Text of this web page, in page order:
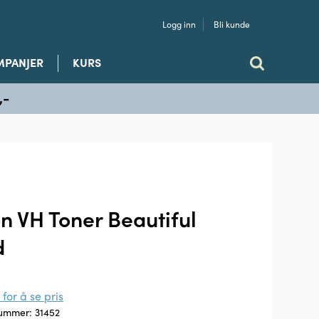
Logg inn Bli kunde
KURS
VH Toner Beautiful
å se pris
31452